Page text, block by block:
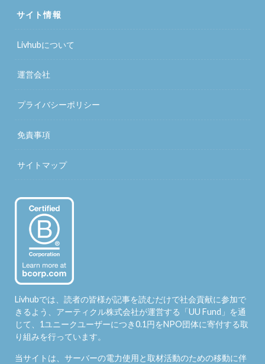
サイト情報
Livhubについて
運営会社
プライバシーポリシー
免責事項
サイトマップ
Livhubでは、読者の皆様が記事を読むだけで社会貢献に参加で
きるよう、アーティクル株式会社が運営する「UU Fund 」を通
じて、1ユニークユーザーにつき0.1円をNPO団体に寄付する取
り組みを行っています。
当サイトは、サーバーの電力使用と取材活動のための移動に伴